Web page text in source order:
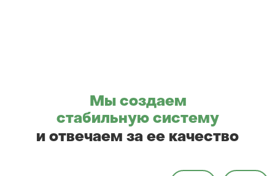
и отвечаем за ее качество
Мы создаем
стабильную систему